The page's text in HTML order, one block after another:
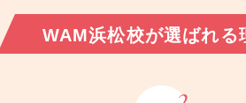
WAM浜松校が選ばれる